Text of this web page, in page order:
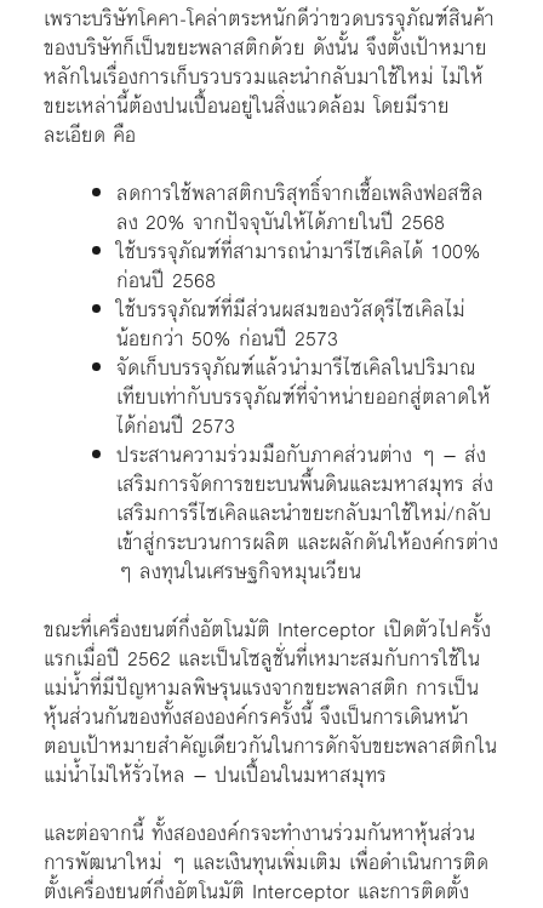
เพราะบริษัทโคคา-โคล่าตระหนักดีว่าขวดบรรจุภัณฑ์สินค้า
ของบริษัทก็เป็นขยะพลาสติกด้วย ดังนั้น จึงตั้งเป้าหมาย
หลักในเรื่องการเก็บรวบรวมและนำกลับมาใช้ใหม่ ไม่ให้
ขยะเหล่านี้ต้องปนเปื้อนอยู่ในสิ่งแวดล้อม โดยมีราย
ละเอียด คือ
ลดการใช้พลาสติกบริสุทธิ์จากเชื้อเพลิงฟอสซิล
ลง 20% จากปัจจุบันให้ได้ภายในปี 2568
ใช้บรรจุภัณฑ์ที่สามารถนำมารีไซเคิลได้ 100%
ก่อนปี 2568
ใช้บรรจุภัณฑ์ที่มีส่วนผสมของวัสดุรีไซเคิลไม่
น้อยกว่า 50% ก่อนปี 2573
จัดเก็บบรรจุภัณฑ์แล้วนำมารีไซเคิลในปริมาณ
เทียบเท่ากับบรรจุภัณฑ์ที่จำหน่ายออกสู่ตลาดให้
ได้ก่อนปี 2573
ประสานความร่วมมือกับภาคส่วนต่าง ๆ – ส่ง
เสริมการจัดการขยะบนพื้นดินและมหาสมุทร ส่ง
เสริมการรีไซเคิลและนำขยะกลับมาใช้ใหม่/กลับ
เข้าสู่กระบวนการผลิต และผลักดันให้องค์กรต่าง
ๆ ลงทุนในเศรษฐกิจหมุนเวียน
ขณะที่เครื่องยนต์กึ่งอัตโนมัติ Interceptor เปิดตัวไปครั้ง
แรกเมื่อปี 2562 และเป็นโซลูชั่นที่เหมาะสมกับการใช้ใน
แม่น้ำที่มีปัญหามลพิษรุนแรงจากขยะพลาสติก การเป็น
หุ้นส่วนกันของทั้งสององค์กรครั้งนี้ จึงเป็นการเดินหน้า
ตอบเป้าหมายสำคัญเดียวกันในการดักจับขยะพลาสติกใน
แม่น้ำไม่ให้รั่วไหล – ปนเปื้อนในมหาสมุทร
และต่อจากนี้ ทั้งสององค์กรจะทำงานร่วมกันหาหุ้นส่วน
การพัฒนาใหม่ ๆ และเงินทุนเพิ่มเติม เพื่อดำเนินการติด
ตั้งเครื่องยนต์กึ่งอัตโนมัติ Interceptor และการติดตั้ง